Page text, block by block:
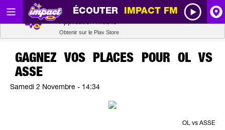
ÉCOUTER IMPACT FM
GAGNEZ VOS PLACES POUR OL VS
ASSE
Samedi 2 Novembre - 14:34
OL vs ASSE
Radio SCOOP
Obtenir sur le Play Store
Télécharger